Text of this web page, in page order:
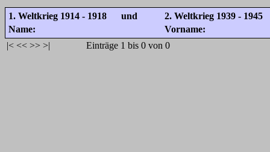
1. Weltkrieg 1914 - 1918 und
2. Weltkrieg 1939 - 1945
Name:
Vorname:
|< << >> >| Einträge 1 bis 0 von 0